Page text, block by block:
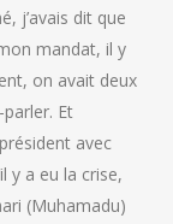
j’avais dit que
mandat, il y
on avait deux
Et
avec
y a eu la crise,
(Muhamadu)